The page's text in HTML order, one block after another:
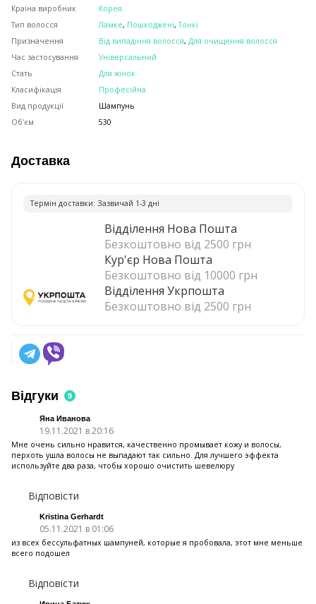
Країна виробник
Корея
Тип волосся
Ламке, Пошкоджені,Тонкі
Призначення
Від випадіння волосся, Для очищення волосся
Час застосування
Універсальний
Стать
Для жінок
Класифікація
Професійна
Вид продукції
Шампунь
Об'єм
530
Доставка
Термiн доставки: Зазвичай 1-3 днi
Відділення Нова Пошта
Безкоштовно від 2500 грн
Кур'єр Нова Пошта
Безкоштовно від 10000 грн
Відділення Укрпошта
Безкоштовно від 2500 грн
Відгуки 9
Яна Иванова
19.11.2021 в 20:16
Мне очень сильно нравится, качественно промывает кожу и волосы,
перхоть ушла волосы не выпадают так сильно. Для лучшего эффекта
используйте два раза, чтобы хорошо очистить шевелюру
Відповісти
Kristina Gerhardt
05.11.2021 в 01:06
из всех бессульфатных шампуней, которые я пробовала, этот мне меньше
всего подошел
Відповісти